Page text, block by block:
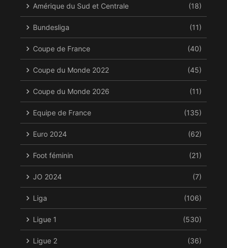
Amérique du Sud et Centrale (18)
Bundesliga (11)
Coupe de France (40)
Coupe du Monde 2022 (45)
Coupe du Monde 2026 (11)
Equipe de France (135)
Euro 2024 (62)
Foot féminin (21)
JO 2024 (7)
Liga (106)
Ligue 1 (530)
Ligue 2 (36)